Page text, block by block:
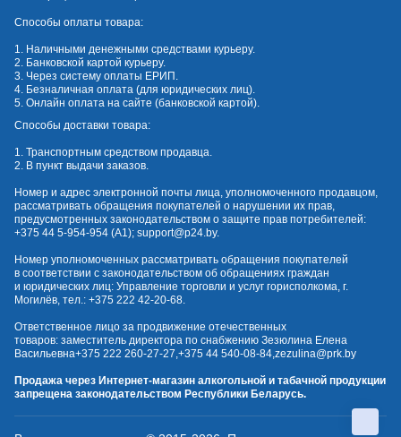
Способы оплаты товара:
1. Наличными денежными средствами курьеру.
2. Банковской картой курьеру.
3. Через систему оплаты ЕРИП.
4. Безналичная оплата (для юридических лиц).
5. Онлайн оплата на сайте (банковской картой).
Способы доставки товара:
1. Транспортным средством продавца.
2. В пункт выдачи заказов.
Номер и адрес электронной почты лица, уполномоченного продавцом,
рассматривать обращения покупателей о нарушении их прав,
предусмотренных законодательством о защите прав потребителей:
+375 44 5-954-954 (А1); support@p24.by.
Номер уполномоченных рассматривать обращения покупателей
в соответствии с законодательством об обращениях граждан
и юридических лиц: Управление торговли и услуг горисполкома, г.
Могилёв, тел.: +375 222 42-20-68.
Ответственное лицо за продвижение отечественных
товаров: заместитель директора по снабжению Зезюлина Елена
Васильевна+375 222 260-27-27,+375 44 540-08-84,zezulina@prk.by
Продажа через Интернет-магазин алкогольной и табачной продукции
запрещена законодательством Республики Беларусь.